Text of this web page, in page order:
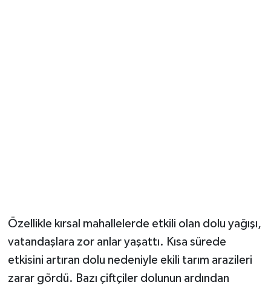
Özellikle kırsal mahallelerde etkili olan dolu yağışı,
vatandaşlara zor anlar yaşattı. Kısa sürede
etkisini artıran dolu nedeniyle ekili tarım arazileri
zarar gördü. Bazı çiftçiler dolunun ardından